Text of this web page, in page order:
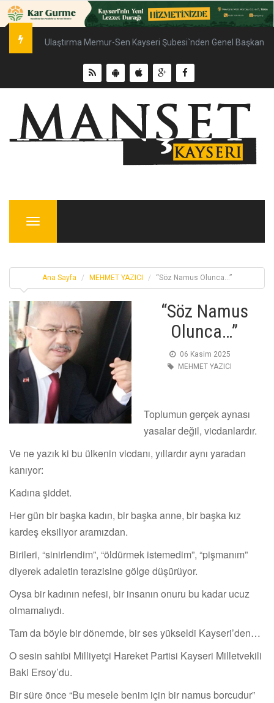
Ulaştırma Memur-Sen Kayseri Şubesi`nden Genel Başkan
Menu
Ana Sayfa MEHMET YAZICI “Söz Namus Olunca…”
“Söz Namus
Olunca…”
06 Kasim 2025
MEHMET YAZICI
Toplumun gerçek aynası
yasalar değil, vicdanlardır.
Ve ne yazık ki bu ülkenin vicdanı, yıllardır aynı yaradan
kanıyor:
Kadına şiddet.
Her gün bir başka kadın, bir başka anne, bir başka kız
kardeş eksiliyor aramızdan.
Birileri, “sinirlendim”, “öldürmek istemedim”, “pişmanım”
diyerek adaletin terazisine gölge düşürüyor.
Oysa bir kadının nefesi, bir insanın onuru bu kadar ucuz
olmamalıydı.
Tam da böyle bir dönemde, bir ses yükseldi Kayseri’den…
O sesin sahibi Milliyetçi Hareket Partisi Kayseri Milletvekili
Baki Ersoy’du.
Bir süre önce “Bu mesele benim için bir namus borcudur”